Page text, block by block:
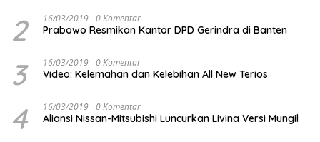
2 16/03/2019 0 Komentar
Prabowo Resmikan Kantor DPD Gerindra di Banten
3 16/03/2019 0 Komentar
Video: Kelemahan dan Kelebihan All New Terios
4 16/03/2019 0 Komentar
Aliansi Nissan-Mitsubishi Luncurkan Livina Versi Mungil